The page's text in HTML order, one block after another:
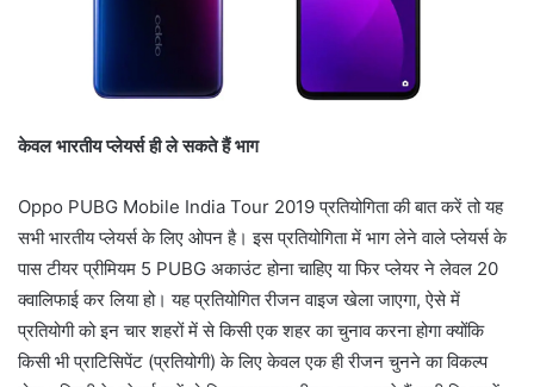
केवल भारतीय प्लेयर्स ही ले सकते हैं भाग
Oppo PUBG Mobile India Tour 2019 प्रतियोगिता की बात करें तो यह
सभी भारतीय प्लेयर्स के लिए ओपन है। इस प्रतियोगिता में भाग लेने वाले प्लेयर्स के
पास टीयर प्रीमियम 5 PUBG अकाउंट होना चाहिए या फिर प्लेयर ने लेवल 20
क्वालिफाई कर लिया हो। यह प्रतियोगित रीजन वाइज खेला जाएगा, ऐसे में
प्रतियोगी को इन चार शहरों में से किसी एक शहर का चुनाव करना होगा क्योंकि
किसी भी प्राटिसिपेंट (प्रतियोगी) के लिए केवल एक ही रीजन चुनने का विकल्प